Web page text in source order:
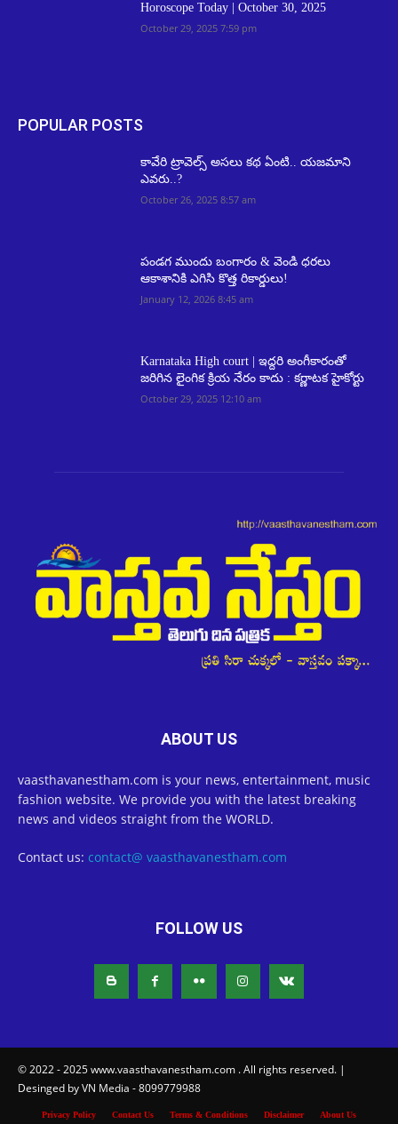
Horoscope Today | October 30, 2025
October 29, 2025 7:59 pm
POPULAR POSTS
కావేరి ట్రావెల్స్ అసలు కథ ఏంటి.. యజమాని
ఎవరు..?
October 26, 2025 8:57 am
పండగ ముందు బంగారం & వెండి ధరలు
ఆకాశానికి ఎగిసి కొత్త రికార్డులు!
January 12, 2026 8:45 am
Karnataka High court | ఇద్దరి అంగీకారంతో
జరిగిన లైంగిక క్రియ నేరం కాదు : కర్ణాటక హైకోర్టు
October 29, 2025 12:10 am
ABOUT US
vaasthavanestham.com is your news, entertainment, music
fashion website. We provide you with the latest breaking
news and videos straight from the WORLD.
Contact us: contact@ vaasthavanestham.com
FOLLOW US
© 2022 - 2025 www.vaasthavanestham.com . All rights reserved. |
Desinged by VN Media - 8099779988
Privacy Policy Contact Us Terms & Conditions Disclaimer About Us